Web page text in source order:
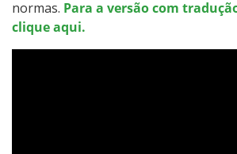
normas. Para a versão com
clique aqui.